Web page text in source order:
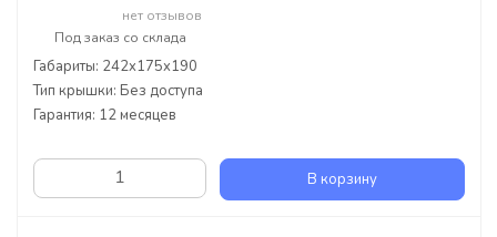
нет отзывов
Под заказ со склада
Габариты: 242x175x190
Тип крышки: Без доступа
Гарантия: 12 месяцев
В корзину